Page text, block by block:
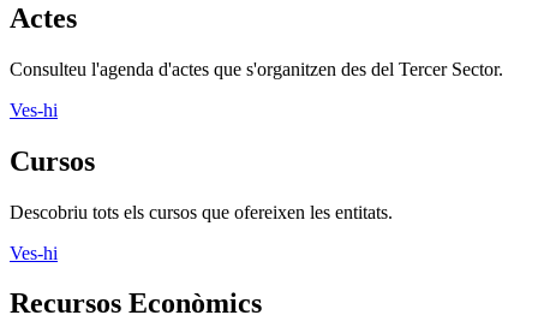
Actes
Consulteu l'agenda d'actes que s'organitzen des del Tercer Sector.
Ves-hi
Cursos
Descobriu tots els cursos que ofereixen les entitats.
Ves-hi
Recursos Econòmics